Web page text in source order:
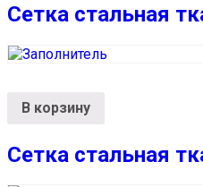
Сетка стальная
В корзину
Сетка стальная